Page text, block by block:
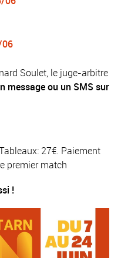
06
Soulet, le juge-arbitre
message ou un SMS sur
27€. Paiement
premier match
!